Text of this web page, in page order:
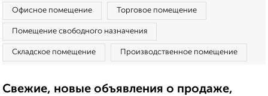
Офисное помещение Торговое помещение
Помещение свободного назначения
Складское помещение Производственное помещение
Свежие, новые объявления о продаже,